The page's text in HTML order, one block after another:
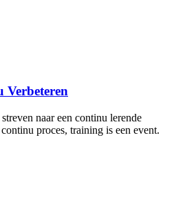
Verbeteren
naar een continu lerende
proces, training is een event.